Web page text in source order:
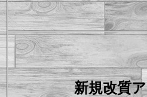
新規改質